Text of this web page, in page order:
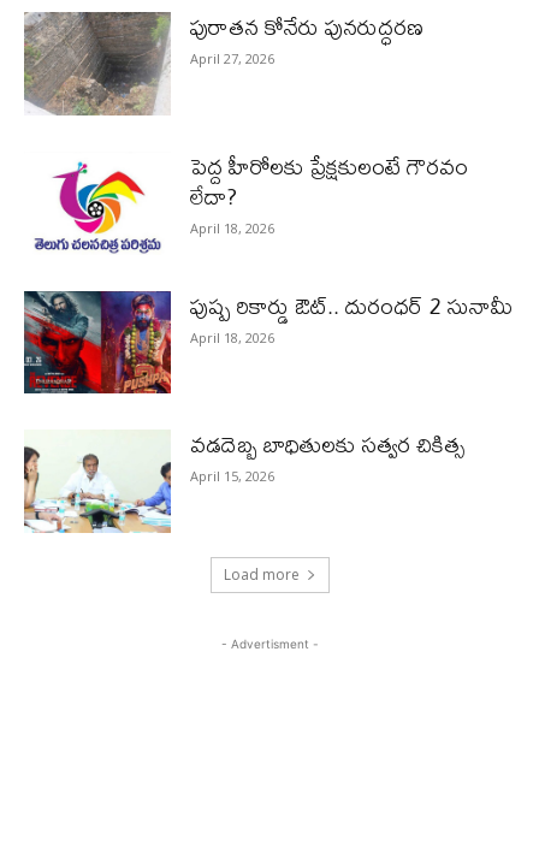
పురాత‌న కోనేరు పున‌రుద్ధ‌ర‌ణ
April 27, 2026
పెద్ద హీరోల‌కు ప్రేక్ష‌కులంటే గౌర‌వం
లేదా?
April 18, 2026
పుష్ప రికార్డు ఔట్‌.. దురంధ‌ర్ 2 సునామీ
April 18, 2026
వడదెబ్బ బాధితులకు సత్వర చికిత్స
April 15, 2026
Load more
- Advertisment -